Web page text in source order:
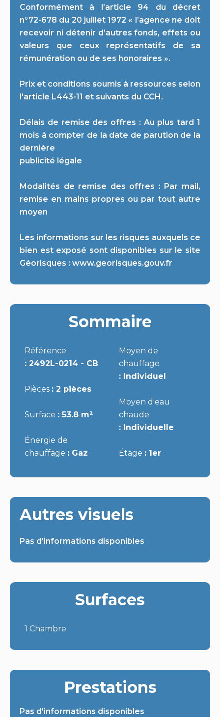
Conformément à l’article 94 du décret
n°72-678 du 20 juillet 1972 « l’agence ne doit
recevoir ni détenir d’autres fonds, effets ou
valeurs que ceux représentatifs de sa
rémunération ou de ses honoraires ».
Prix et conditions soumis à ressources selon
l'article L443-11 et suivants du CCH.
Délais de remise des offres : Au plus tard 1
mois à compter de la date de parution de la
dernière
publicité légale
Modalités de remise des offres : Par mail,
remise en mains propres ou par tout autre
moyen
Les informations sur les risques auxquels ce
bien est exposé sont disponibles sur le site
Géorisques : www.georisques.gouv.fr
Sommaire
Référence
2492L-0214 - CB
Pièces 2 pièces
Surface 53.8 m²
Énergie de
chauffage
Gaz
Moyen de
chauffage
Individuel
Moyen d'eau
chaude
Individuelle
Étage 1er
Autres visuels
Pas d'informations disponibles
Surfaces
1 Chambre
Prestations
Pas d'informations disponibles